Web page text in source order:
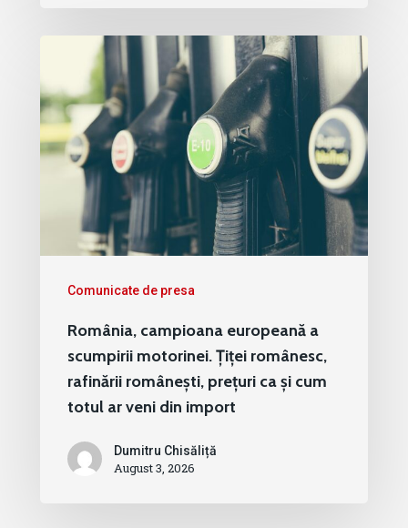
Comunicate de presa
România, campioana europeană a
scumpirii motorinei. Țiței românesc,
rafinării românești, prețuri ca și cum
totul ar veni din import
Dumitru Chisăliță
August 3, 2026